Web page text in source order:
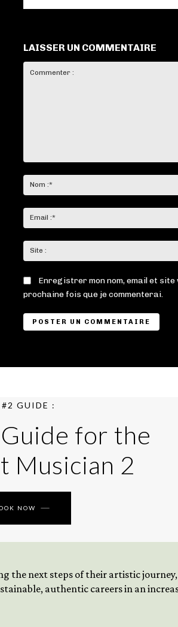
LAISSER UN COMMENTAIRE
Enregistrer mon nom, email et
prochaine fois que je commenterai.
GUIDE :
for the
Musician 2
NOW
the next steps of their artistic
authentic careers in an